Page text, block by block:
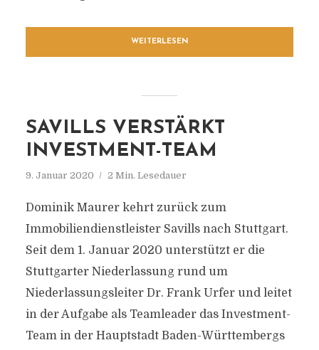
WEITERLESEN
SAVILLS VERSTÄRKT
INVESTMENT-TEAM
9. Januar 2020 2 Min. Lesedauer
Dominik Maurer kehrt zurück zum
Immobiliendienstleister Savills nach Stuttgart.
Seit dem 1. Januar 2020 unterstützt er die
Stuttgarter Niederlassung rund um
Niederlassungsleiter Dr. Frank Urfer und leitet
in der Aufgabe als Teamleader das Investment-
Team in der Hauptstadt Baden-Württembergs